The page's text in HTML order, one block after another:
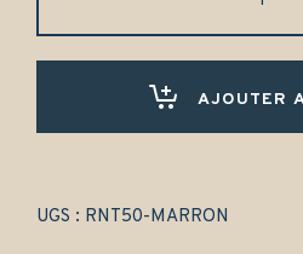
Gamme
AJOUTER
UGS : RNT50-MARRON